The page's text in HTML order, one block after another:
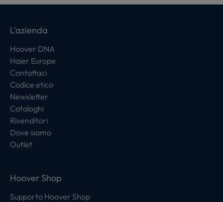
L'azienda
Hoover DNA
Haier Europe
Contattaci
Codice etico
Newsletter
Cataloghi
Rivenditori
Dove siamo
Outlet
Hoover Shop
Supporto Hoover Shop